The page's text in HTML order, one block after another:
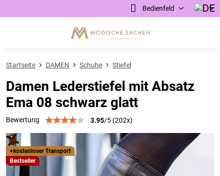
Bedienfeld
+kostenloser Transport
Bestseller
Startseite DAMEN Schuhe Stiefel
Damen Lederstiefel mit Absatz
Ema 08 schwarz glatt
Bewertung 3.95/5 (202x)